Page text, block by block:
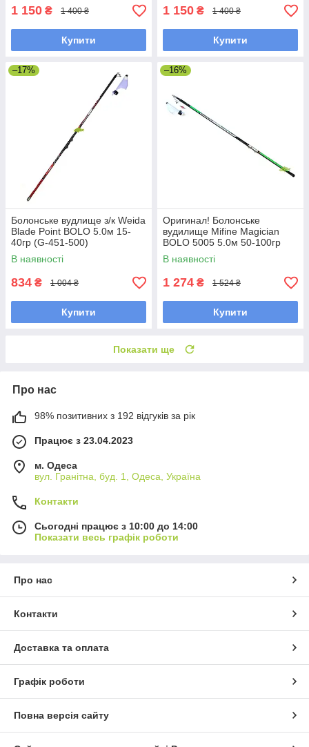
1 150 ₴ 1 400 ₴
Купити
1 150 ₴ 1 400 ₴
Купити
–17%
Болонське вудлище з/к Weida
Blade Point BOLO 5.0м 15-
40гр (G-451-500)
(поплавкова вудка)
В наявності
834 ₴ 1 004 ₴
Купити
–16%
Оригинал! Болонське
вудилище Mifine Magician
BOLO 5005 5.0м 50-100гр
(10319), вудилище під
боковий кивок
В наявності
1 274 ₴ 1 524 ₴
Купити
Показати ще
Про нас
98% позитивних з 192 відгуків за рік
Працює з 23.04.2023
м. Одеса
вул. Гранітна, буд. 1, Одеса, Україна
Контакти
Сьогодні працює з 10:00 до 14:00
Показати весь графік роботи
Про нас
Контакти
Доставка та оплата
Графік роботи
Повна версія сайту